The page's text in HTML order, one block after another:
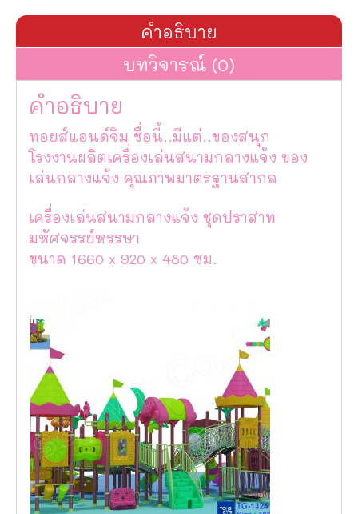
ปราสาท
มหัศจรรย์
คำอธิบาย
บทวิจารณ์ (0)
คำอธิบาย
ทอยส์แอนด์จิม ชื่อนี้..มีแต่..ของสนุก
โรงงานผลิตเครื่องเล่นสนามกลางแจ้ง ของ
เล่นกลางแจ้ง คุณภาพมาตรฐานสากล
เครื่องเล่นสนามกลางแจ้ง ชุดปราสาท
มหัศจรรย์หรรษา
ขนาด 1660 x 920 x 480 ซม.